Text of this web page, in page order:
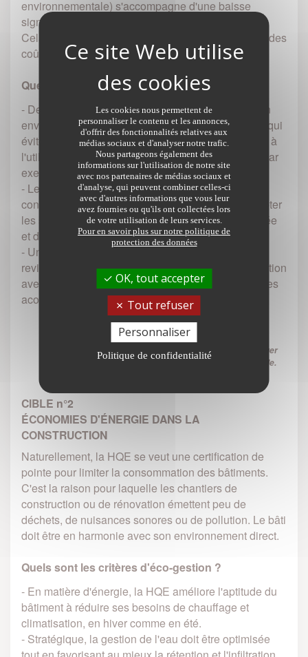
environnementale) s'accompagne d'une baisse
significative des émissions de gaz à effet de serre.
Cela repose sur un système constructif privilégiant des
coûts réduits de mise en œuvre.
Quels sont les critères d'éco-construction ?
- Des relations harmonieuses du bâtiment avec son
environnement immédiat. Voici une préconisation qui
évite le déploiement de nouveaux réseaux et incite à
l'utilisation des transports disponibles localement par
exemple.
- Le choix intégré des produits et procédés de
construction. À ce stade, il s'agit notamment d'adapter
les systèmes constructifs à la durée de vie souhaitée
et de faciliter l'accès pour l'entretien du bâti.
- Un chantier à faibles nuisances. Un des enjeux
revient à valoriser au mieux les déchets en adéquation
avec les filières locales tout en limitant les nuisances
acoustiques, visuelles…
CERTIFICATION HQE ?
• C'est un organisme indépendant qui se charge d'attribuer
les labels de construction haute qualité environnementale.
CIBLE n°2
ÉCONOMIES D'ÉNERGIE DANS LA
CONSTRUCTION
Naturellement, la HQE se veut une certification de
pointe pour limiter la consommation des bâtiments.
C'est la raison pour laquelle les chantiers de
construction ou de rénovation émettent peu de
déchets, de nuisances sonores ou de pollution. Le bâti
doit être en harmonie avec son environnement direct.
Quels sont les critères d'éco-gestion ?
- En matière d'énergie, la HQE améliore l'aptitude du
bâtiment à réduire ses besoins de chauffage et
climatisation, en hiver comme en été.
- Stratégique, la gestion de l'eau doit être optimisée
Les cookies nous permettent de
personnaliser le contenu et les annonces,
d'offrir des fonctionnalités relatives aux
médias sociaux et d'analyser notre trafic.
Nous partageons également des
informations sur l'utilisation de notre site
avec nos partenaires de médias sociaux et
d'analyse, qui peuvent combiner celles-ci
avec d'autres informations que vous leur
avez fournies ou qu'ils ont collectées lors
de votre utilisation de leurs services.
Pour en savoir plus sur notre politique de
protection des données
OK, tout accepter
Tout refuser
Personnaliser
Politique de confidentialité